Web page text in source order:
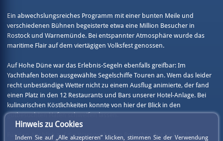
Ein abwechslungsreiches Programm mit einer bunten Meile und
verschiedenen Bühnen begeisterte etwa eine Million Besucher in
Rostock und Warnemünde. Bei entspannter Atmosphäre wurde das
maritime Flair auf dem viertägigen Volksfest genossen.
Auf Hohe Düne war das Erlebnis-Segeln ebenfalls greifbar: Im
Yachthafen boten ausgewählte Segelschiffe Touren an. Wem das leider
recht unbeständige Wetter nicht zu einem Ausflug animierte, der fand
einen Platz in den 12 Restaurants und Bars unserer Hotel-Anlage. Bei
kulinarischen Köstlichkeiten konnte von hier der Blick in den
gutbesuchten Hafen schweifen lassen.
Für den Ausblick auf die Warnow hatten Besucher der Hohen Düne
Hinweis zu Cookies
Indem Sie auf „Alle akzeptieren” klicken, stimmen Sie der Verwendung